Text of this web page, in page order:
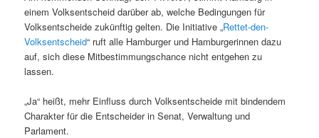
einem Volksentscheid darüber ab, welche Bedingungen für
Volksentscheide zukünftig gelten. Die Initiative „Rettet-den-
Volksentscheid“ ruft alle Hamburger und Hamburgerinnen dazu
auf, sich diese Mitbestimmungschance nicht entgehen zu
lassen.
„Ja“ heißt, mehr Einfluss durch Volksentscheide mit bindendem
Charakter für die Entscheider in Senat, Verwaltung und
Parlament.